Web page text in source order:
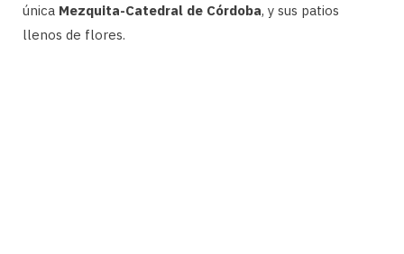
única Mezquita-Catedral de Córdoba, y sus patios
llenos de flores.